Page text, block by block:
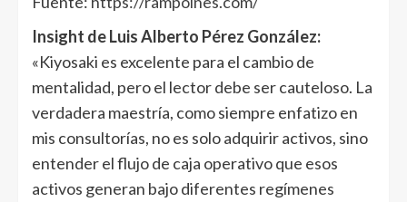
Insight de Luis Alberto Pérez González:
«Kiyosaki es excelente para el cambio de
mentalidad, pero el lector debe ser cauteloso. La
verdadera maestría, como siempre enfatizo en
mis consultorías, no es solo adquirir activos, sino
entender el flujo de caja operativo que esos
activos generan bajo diferentes regímenes